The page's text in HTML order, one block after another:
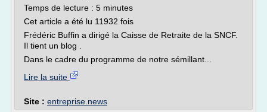
Temps de lecture : 5 minutes
Cet article a été lu 11932 fois
Frédéric Buffin a dirigé la Caisse de Retraite de la SNCF.
Il tient un blog .
Dans le cadre du programme de notre sémillant...
Lire la suite
Site : entreprise.news